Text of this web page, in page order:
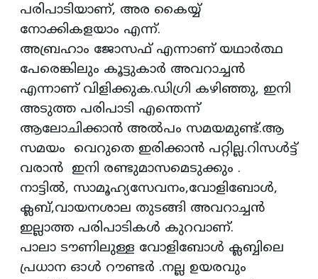
പരിപാടിയാണ്, അര കൈയ്യ്‌
നോക്കികളയാം എന്ന്.
അബ്രഹാം ജോസഫ് എന്നാണ് യഥാർത്ഥ
പേരെങ്കിലും കൂട്ടുകാർ അവറാച്ചൻ
എന്നാണ് വിളിക്കുക.ഡിഗ്രി കഴിഞ്ഞു, ഇനി
അടുത്ത പരിപാടി എന്തെന്ന്
ആലോചിക്കാൻ അൽപം സമയമുണ്ട്.ആ
സമയം വെറുതെ ഇരിക്കാൻ പറ്റില്ല.റിസൾട്ട്
വരാൻ ഇനി രണ്ടുമാസമെടുക്കും .
നാട്ടിൽ, സാമൂഹ്യസേവനം,വോളിബോൾ,
ക്ലബ്,വായനശാല തുടങ്ങി അവറാച്ചൻ
ഇല്ലാത്ത പരിപാടികൾ കുറവാണ്.
പാലാ ടൗണിലുള്ള വോളിബോൾ ക്ലബ്ബിലെ
പ്രധാന ഓൾ റൗണ്ടർ .നല്ല ഉയരവും